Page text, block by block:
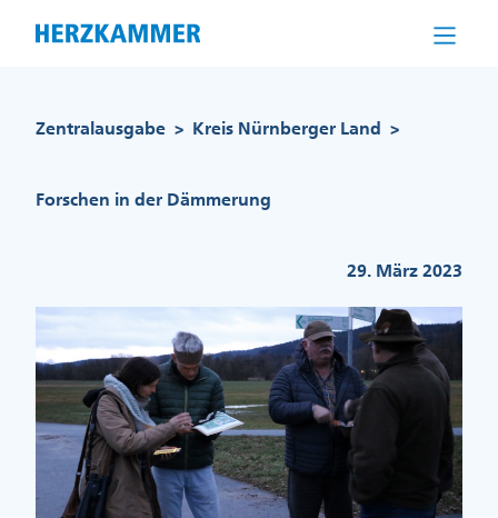
Zentralausgabe > Kreis Nürnberger Land >
Forschen in der Dämmerung
29. März 2023